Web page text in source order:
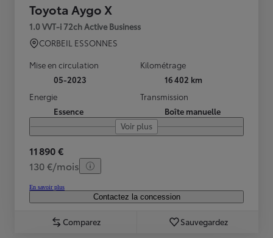
Toyota Aygo X
1.0 VVT-i 72ch Active Business
CORBEIL ESSONNES
Mise en circulation
05-2023
Kilométrage
16 402 km
Energie
Essence
Transmission
Boîte manuelle
Voir plus
11 890 €
130 €/mois
En savoir plus
Contactez la concession
Comparez Sauvegardez